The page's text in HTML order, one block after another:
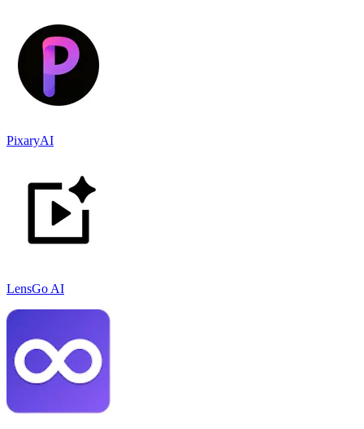
PixaryAI
LensGo AI